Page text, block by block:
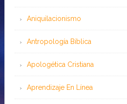
Aniquilacionismo
Antropología Bíblica
Apologética Cristiana
Aprendizaje En Línea